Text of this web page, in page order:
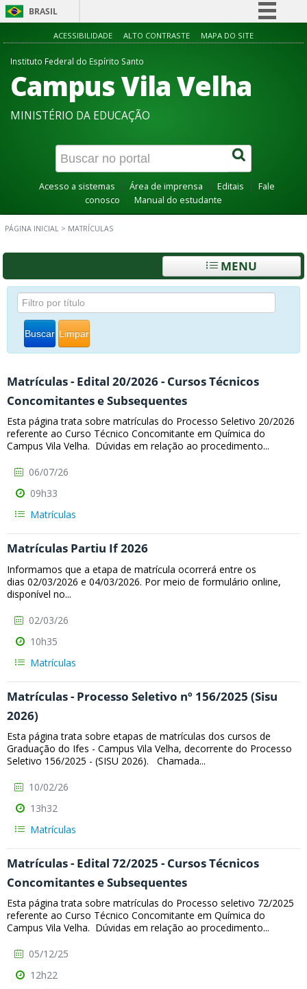
BRASIL
Simplifique!
Participe
Acesso à informação
Canais
ACESSIBILIDADE ALTO CONTRASTE MAPA DO SITE
Instituto Federal do Espírito Santo
Campus Vila Velha
MINISTÉRIO DA EDUCAÇÃO
Acesso a sistemas Área de imprensa Editais
Fale
conosco
Manual do estudante
PÁGINA INICIAL > MATRÍCULAS
MENU
Buscar Limpar
Matrículas - Edital 20/2026 - Cursos Técnicos
Concomitantes e Subsequentes
Esta página trata sobre matrículas do Processo Seletivo 20/2026
referente ao Curso Técnico Concomitante em Química do
Campus Vila Velha. Dúvidas em relação ao procedimento...
06/07/26
09h33
Matrículas
Matrículas Partiu If 2026
Informamos que a etapa de matrícula ocorrerá entre os
dias 02/03/2026 e 04/03/2026. Por meio de formulário online,
disponível no...
02/03/26
10h35
Matrículas
Matrículas - Processo Seletivo nº 156/2025 (Sisu
2026)
Esta página trata sobre etapas de matrículas dos cursos de
Graduação do Ifes - Campus Vila Velha, decorrente do Processo
Seletivo 156/2025 - (SISU 2026). Chamada...
10/02/26
13h32
Matrículas
Matrículas - Edital 72/2025 - Cursos Técnicos
Concomitantes e Subsequentes
Esta página trata sobre matrículas do Processo seletivo 72/2025
referente ao Curso Técnico Concomitante em Química do
Campus Vila Velha. Dúvidas em relação ao procedimento...
05/12/25
12h22